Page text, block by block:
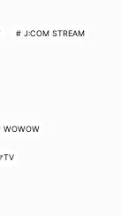
J:COM STREAM
WOWOW
TV